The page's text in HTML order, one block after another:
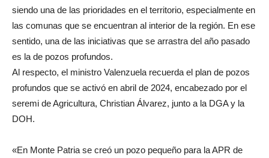
siendo una de las prioridades en el territorio, especialmente en
las comunas que se encuentran al interior de la región. En ese
sentido, una de las iniciativas que se arrastra del año pasado
es la de pozos profundos.
Al respecto, el ministro Valenzuela recuerda el plan de pozos
profundos que se activó en abril de 2024, encabezado por el
seremi de Agricultura, Christian Álvarez, junto a la DGA y la
DOH.
«En Monte Patria se creó un pozo pequeño para la APR de